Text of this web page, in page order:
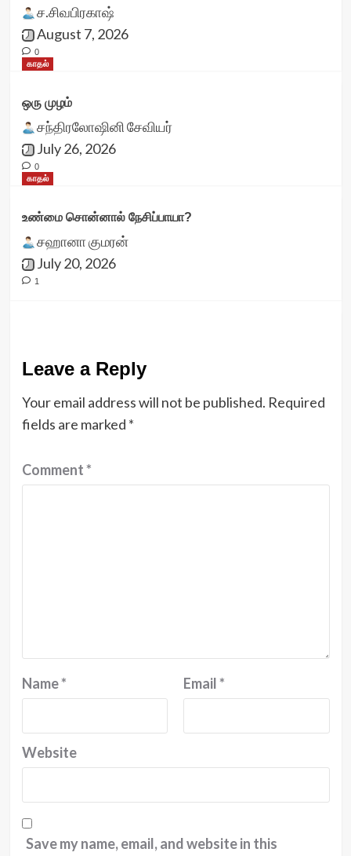
ச.சிவபிரகாஷ்
August 7, 2026
0
காதல்
ஒரு முழம்
சந்திரலோஷினி சேவியர்
July 26, 2026
0
காதல்
உண்மை சொன்னால் நேசிப்பாயா?
சஹானா குமரன்
July 20, 2026
1
Leave a Reply
Your email address will not be published. Required
fields are marked *
Comment*
Name* Email*
Website
Save my name, email, and website in this